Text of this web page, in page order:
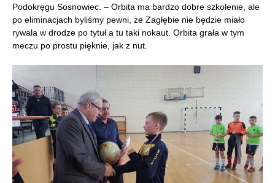
Podokręgu Sosnowiec. – Orbita ma bardzo dobre szkolenie, ale
po eliminacjach byliśmy pewni, że Zagłębie nie będzie miało
rywala w drodze po tytuł a tu taki nokaut. Orbita grała w tym
meczu po prostu pięknie, jak z nut.